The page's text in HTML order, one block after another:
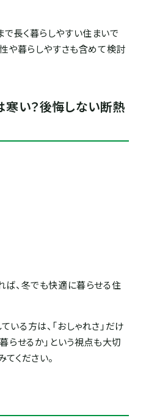
長く暮らしやすい住まいで
や暮らしやすさも含めて検討
い？後悔しない断熱
ば、冬でも快適に暮らせる住
る方は、「おしゃれさ」だけ
らせるか」という視点も大切
ください。